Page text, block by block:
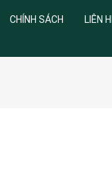
CHÍNH SÁCH LIÊN